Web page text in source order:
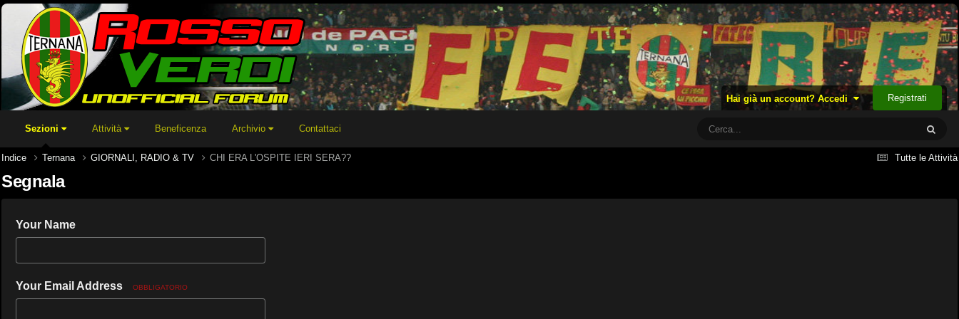
Hai già un account? Accedi Registrati
Sezioni Attività Beneficenza Archivio Contattaci
Tutte le Attività
Indice Ternana GIORNALI, RADIO & TV CHI ERA L'OSPITE IERI SERA??
Segnala
Your Name
Your Email Address OBBLIGATORIO